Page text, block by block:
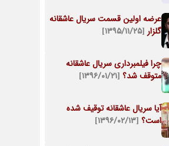
عرضه اولین قسمت سریال عاشقانه
گلزار [۱۳۹۵/۱۱/۲۵]
چرا فیلمبرداری سریال عاشقانه
متوقف شد؟ [۱۳۹۶/۰۱/۲۱]
آیا سریال عاشقانه توقیف شده
است؟ [۱۳۹۶/۰۲/۱۳]